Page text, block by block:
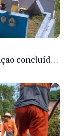
Cemitérios de Manaus têm operação concluída e estrutura pronta para receber famílias no Dia dos Pais